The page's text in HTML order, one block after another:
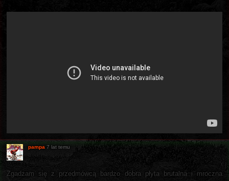
pampa 7 lat temu
Zgadzam się z przedmówcą bardzo dobra płyta brutalna i mroczna